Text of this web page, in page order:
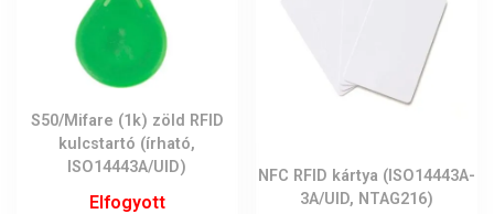
S50/Mifare (1k) zöld RFID
kulcstartó (írható,
ISO14443A/UID)
Elfogyott
NFC RFID kártya (ISO14443A-
3A/UID, NTAG216)